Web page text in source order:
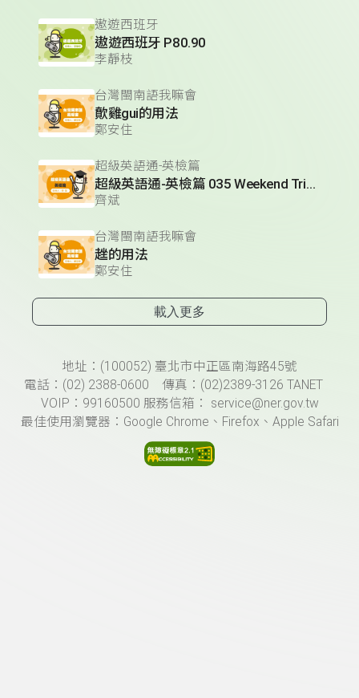
遨遊西班牙
遨遊西班牙 P80.90
李靜枝
台灣閩南語我嘛會
歕雞gui的用法
鄭安住
超級英語通-英檢篇
超級英語通-英檢篇 035 Weekend Trip- 週末旅遊
齊斌
台灣閩南語我嘛會
趖的用法
鄭安住
載入更多
頁尾資訊地址：(100052) 臺北市中正區南海路45號
電話：(02) 2388-0600 傳真：(02)2389-3126 TANET
VOIP：99160500 服務信箱： service@ner.gov.tw
最佳使用瀏覽器：Google Chrome、Firefox、Apple Safari